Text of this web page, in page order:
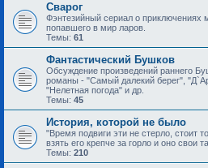
Сварог
Фэнтезийный сериал о приключениях
попавшего в мир ларов.
Темы: 61
Фантастический Бушков
Обсуждение произведений раннего
романы - "Самый далекий берег",
"Нелетная погода" и др.
Темы: 45
История, которой не было
"Время подвиги эти не стерло, стоит
взять его крепче за горло и оно свои
Темы: 210